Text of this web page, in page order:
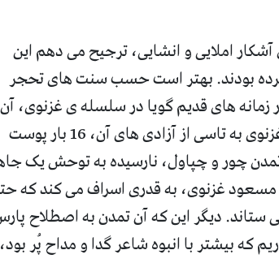
املایی و انشایی، ترجیح می دهم این
بودند.بهتر است حسب سنت های تحجر
های قدیم گویا در سلسله ی غزنوی، آن
به تاسی از آزادی های آن،
بار پوست
تمدن چور و چپاول، نارسیده به توحش یک
غزنوی، به قدری اسراف می کند که
ستاند.دیگر این که آن تمدن به اصطلاح
که بیشتر با انبوه شاعر گدا و مداح پُر بود،